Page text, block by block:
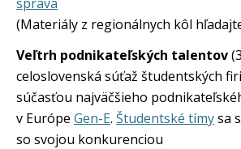
(Materiály z regionálnych kôl
Veľtrh podnikateľských talentov
celoslovenská súťaž študentských
súčasťou najväčšieho
v Európe Gen-E. Študentské tímysa
so svojou konkurenciou